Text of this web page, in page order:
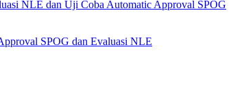
NLE dan Uji Coba Automatic Approval SPOG
SPOG dan Evaluasi NLE